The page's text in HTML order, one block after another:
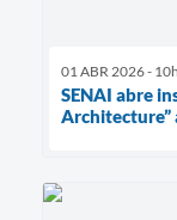
01 ABR 2026 -
SENAI abre
Architecture”